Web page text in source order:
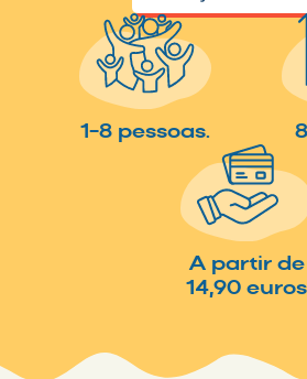
1-8 pessoas.
A partir de
14,90 euros